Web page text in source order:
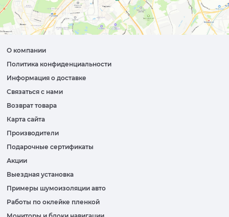
О компании
Политика конфиденциальности
Информация о доставке
Связаться с нами
Возврат товара
Карта сайта
Производители
Подарочные сертификаты
Акции
Выездная установка
Примеры шумоизоляции авто
Работы по оклейке пленкой